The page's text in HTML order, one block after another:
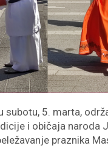
subotu, 5. marta,
i običaja naroda
praznika